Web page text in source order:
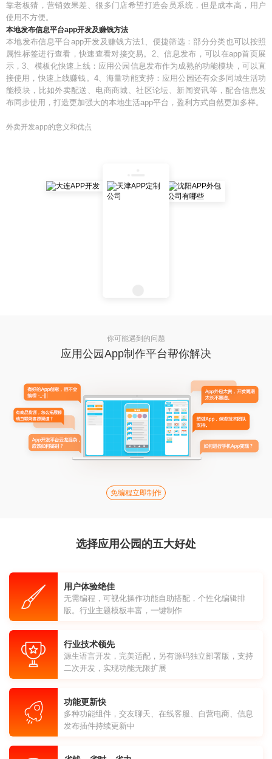
靠老板猜，营销效果差、很多门店希望打造会员系统，但是成本高，用户
使用不方便。
本地发布信息平台app开发及赚钱方法
本地发布信息平台app开发及赚钱方法1、便捷筛选：部分分类也可以按照
属性标签进行查看，快速查看对接交易。2、信息发布，可以在app首页展
示，3、模板化快速上线：应用公园信息发布作为成熟的功能模块，可以直
接使用，快速上线赚钱。4、海量功能支持：应用公园还有众多同城生活功
能模块，比如外卖配送、电商商城、社区论坛、新闻资讯等，配合信息发
布同步使用，打造更加强大的本地生活app平台，盈利方式自然更加多样。
外卖开发app的意义和优点
你可能遇到的问题
应用公园App制作平台帮你解决
免编程立即制作
选择应用公园的五大好处
用户体验绝佳
无需编程，可视化操作功能自助搭配，个性化编辑排
版。行业主题模板丰富，一键制作
行业技术领先
源生语言开发，完美适配，另有源码独立部署版，支持
二次开发，实现功能无限扩展
功能更新快
多种功能组件，交友聊天、在线客服、自营电商、信息
发布插件持续更新中